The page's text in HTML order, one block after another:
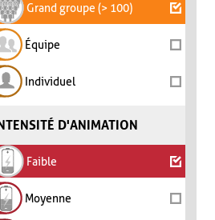
Grand groupe (> 100)
Équipe
Individuel
D'ANIMATION
Faible
Moyenne